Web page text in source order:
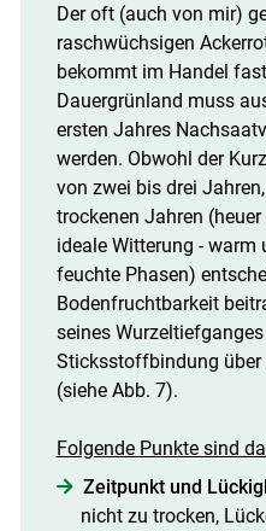
Der oft (auch von mir)
raschwüchsigen
bekommt im Handel
Dauergrünland muss
ersten Jahres
werden. Obwohl der
von zwei bis drei
trockenen Jahren
ideale Witterung - warm
feuchte Phasen)
Bodenfruchtbarkeit
seines
Sticksstoffbindung über
(siehe Abb. 7).
Folgende Punkte sind
Zeitpunkt und
nicht zu trocken,